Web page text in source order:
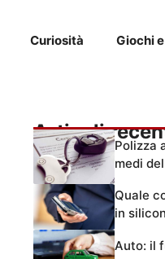
Curiosità Giochi
Articoli
Polizza
medi
Quale
in
Auto: il